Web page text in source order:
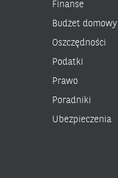
Finanse
Budżet domowy
Oszczędności
Podatki
Prawo
Poradniki
Ubezpieczenia